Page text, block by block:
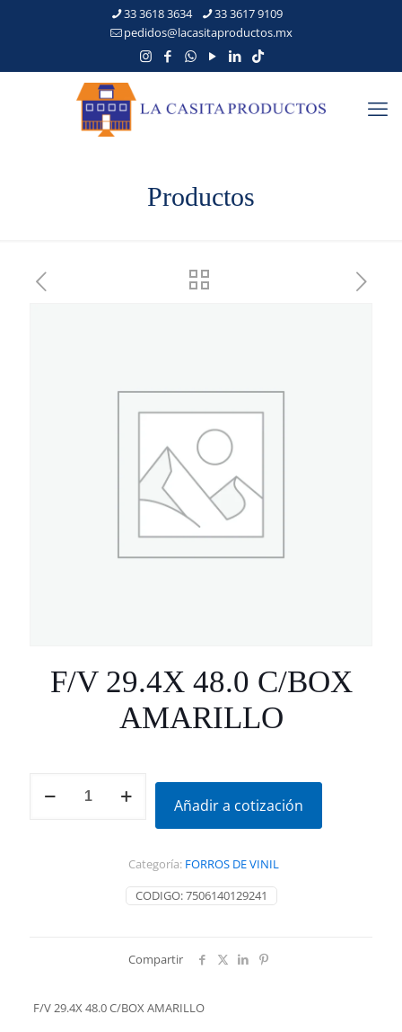
33 3618 3634
33 3617 9109
pedidos@lacasitaproductos.mx
Productos
F/V 29.4X 48.0 C/BOX
AMARILLO
29.4X
Añadir a cotización
CODIGO:7506140129241
Categoría: FORROS DE VINIL
Compartir
F/V 29.4X 48.0 C/BOX AMARILLO